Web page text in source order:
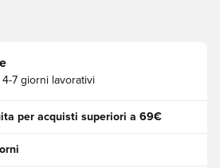
4-7 giorni lavorativi
per acquisti superiori a 69€